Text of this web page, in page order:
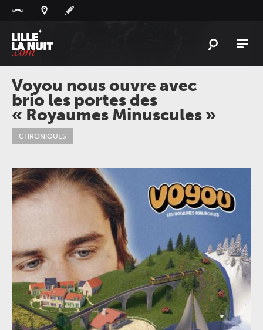
L'ACTU
L'AGENDA
LESLIEUX
LIVEREPORT
ÀGAGNER
PLAYLIST
LILLELANUIT
Voyou nous ouvre avec
brio les portes des
« Royaumes Minuscules »
CHRONIQUES
Panneau de gestion des cookies